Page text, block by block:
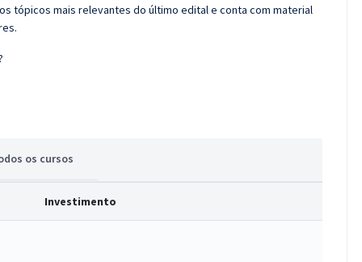
tópicos mais relevantes do último edital e conta com material
os cursos
Investimento